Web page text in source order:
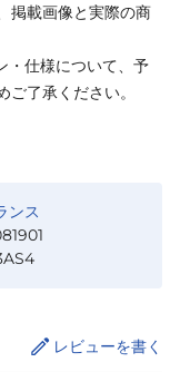
掲載画像と実際の商
・仕様について、予
了承ください。
ンス
レビューを書く